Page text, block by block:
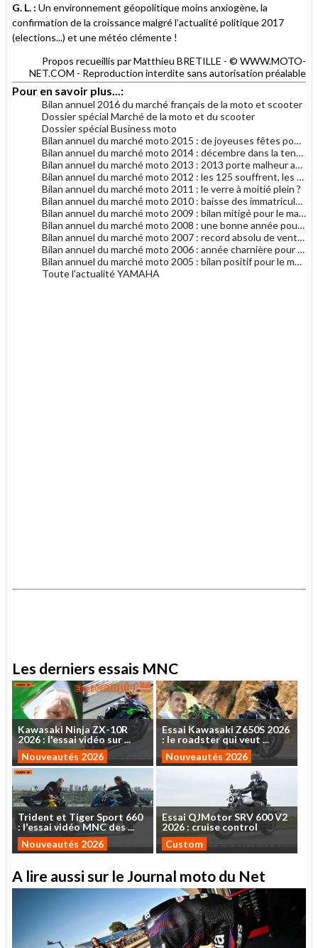
G. L. : Un environnement géopolitique moins anxiogène, la
confirmation de la croissance malgré l’actualité politique 2017
(elections...) et une météo clémente !
Propos recueillis par Matthieu BRETILLE - © WWW.MOTO-
NET.COM - Reproduction interdite sans autorisation préalable
Pour en savoir plus...:
Bilan annuel 2016 du marché français de la moto et scooter
Dossier spécial Marché de la moto et du scooter
Dossier spécial Business moto
Bilan annuel du marché moto 2015 : de joyeuses fêtes pour le marché moto
Bilan annuel du marché moto 2014 : décembre dans la tendance générale 2014
Bilan annuel du marché moto 2013 : 2013 porte malheur au marché du motocycle
Bilan annuel du marché moto 2012 : les 125 souffrent, les gros cubes résistent
Bilan annuel du marché moto 2011 : le verre à moitié plein ?
Bilan annuel du marché moto 2010 : baisse des immatriculations en 2010
Bilan annuel du marché moto 2009 : bilan mitigé pour le marché français de la moto
Bilan annuel du marché moto 2008 : une bonne année pour le motocycle en France
Bilan annuel du marché moto 2007 : record absolu de ventes de motocycles en France !
Bilan annuel du marché moto 2006 : année charnière pour les deux-roues en France ?
Bilan annuel du marché moto 2005 : bilan positif pour le marché de la moto
Toute l'actualité YAMAHA
Les derniers essais MNC
Kawasaki NinjaZX-10R
2026: l'essaividéo sur...
Nouveautés 2026
Essai KawasakiZ650S 2026
: le roadsterquiveut ...
Nouveautés 2026
Trident et TigerSport 660
: l'essaividéoMNCdes...
Nouveautés 2026
EssaiQJMotorSRV 600V2
2026 : cruise control
Custom
A lire aussi sur le Journal moto du Net